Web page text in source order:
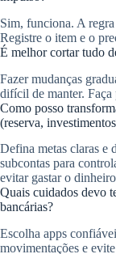
Sim, funciona. A
Registre o item e o
É melhor cortar tudo
Fazer mudanças
difícil de manter. Faça
Como posso
(reserva,
Defina metas claras e
subcontas para
evitar gastar o
Quais cuidados devo
bancárias?
Escolha apps
movimentações e